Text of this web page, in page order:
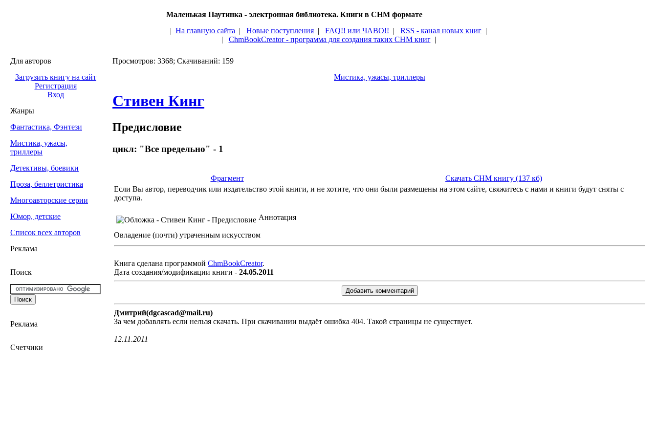
Маленькая Паутинка - электронная библиотека. Книги в CHM формате
| На главную сайта | Новые поступления | FAQ!! или ЧАВО!! | RSS - канал новых книг |
| ChmBookCreator - программа для создания таких CHM книг|
Для авторов
Загрузить книгу на сайт
Регистрация
Вход
Жанры
Фантастика, Фэнтези
Мистика, ужасы,
триллеры
Детективы, боевики
Проза, беллетристика
Многоавторские серии
Юмор, детские
Список всех авторов
Реклама
Поиск
Реклама
Счетчики
Просмотров: 3368; Скачиваний: 159
Мистика, ужасы, триллеры
Стивен Кинг
Предисловие
цикл: "Все предельно" - 1
Фрагмент
Скачать CHM книгу (137 кб)
Если Вы автор, переводчик или издательство этой книги, и не хотите, что они были размещены на этом сайте, свяжитесь с нами и книги будут сняты с
доступа.
Аннотация
Овладение (почти) утраченным искусством
Книга сделана программой ChmBookCreator.
Дата создания/модификации книги - 24.05.2011
Дмитрий(dgcascad@mail.ru)
За чем добавлять если нельзя скачать. При скачивании выдаёт ошибка 404. Такой страницы не существует.
12.11.2011